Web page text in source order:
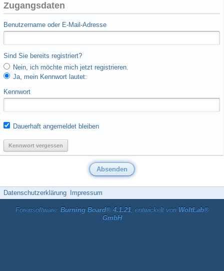
Zugangsdaten
Benutzername oder E-Mail-Adresse
Sind Sie bereits registriert?
Nein, ich möchte mich jetzt registrieren.
Ja, mein Kennwort lautet:
Kennwort
Dauerhaft angemeldet bleiben
Kennwort vergessen
Datenschutzerklärung Impressum
Forensoftware: Burning Board® 4.1.21, entwickelt von WoltLab®
GmbH